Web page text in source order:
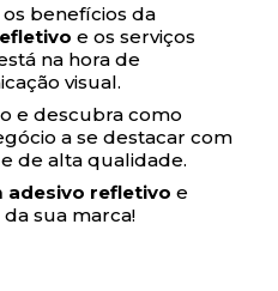
benefícios da
e os serviços
na hora de
visual.
e descubra como
a se destacar com
de alta qualidade.
adesivo refletivo e
sua marca!